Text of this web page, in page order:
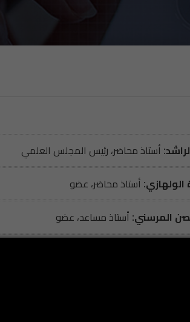
: أستاذ محاضر، رئيس المجلس العلمي
: أستاذ محاضر، عضو
المرسني: أستاذ مساعد، عضو